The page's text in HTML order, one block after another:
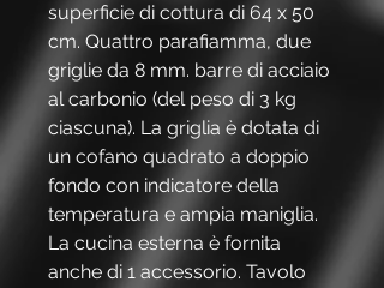
superficie di cottura di 64 x 50
cm. Quattro parafiamma, due
griglie da 8 mm. barre di acciaio
al carbonio (del peso di 3 kg
ciascuna). La griglia è dotata di
un cofano quadrato a doppio
fondo con indicatore della
temperatura e ampia maniglia.
La cucina esterna è fornita
anche di 1 accessorio. Tavolo